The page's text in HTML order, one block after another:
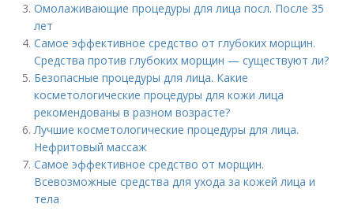
Омолаживающие процедуры для лица посл. После 35
лет
Самое эффективное средство от глубоких морщин.
Средства против глубоких морщин — существуют ли?
Безопасные процедуры для лица. Какие
косметологические процедуры для кожи лица
рекомендованы в разном возрасте?
Лучшие косметологические процедуры для лица.
Нефритовый массаж
Самое эффективное средство от морщин.
Всевозможные средства для ухода за кожей лица и
тела